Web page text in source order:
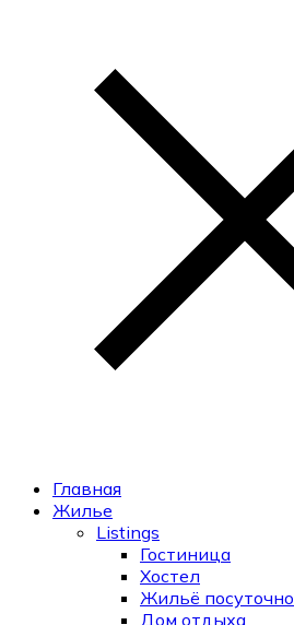
Главная
Жилье
Listings
Гостиница
Хостел
Жильё посуточно
Дом отдыха